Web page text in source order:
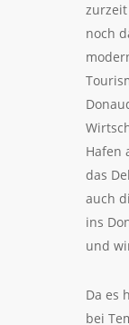
noch
Hafen
das
auch
ins
und
Da es
bei